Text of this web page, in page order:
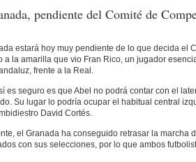
pendiente del Comité de
estará hoy muy pendiente de lo que decida el
a la amarilla que vio Fran Rico, un jugador
frente a la Real.
es seguro es que Abel no podrá contar con el
Su lugar lo podría ocupar el habitual central
David Cortés.
el Granada ha conseguido retrasar la marcha
con sus selecciones, por lo que ambos